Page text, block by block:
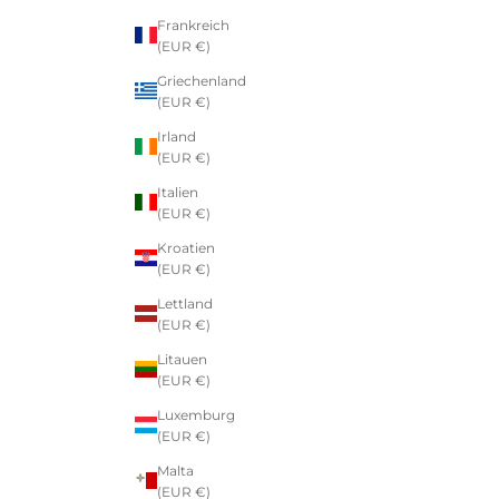
Frankreich
(EUR €)
Griechenland
(EUR €)
Irland
(EUR €)
Italien
(EUR €)
Kroatien
(EUR €)
Lettland
(EUR €)
Litauen
(EUR €)
Luxemburg
(EUR €)
Malta
(EUR €)